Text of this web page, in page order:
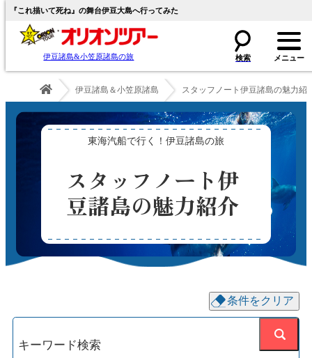
『これ描いて死ね』の舞台伊豆大島へ行ってみた
伊豆諸島&小笠原諸島の旅
伊豆諸島＆小笠原諸島 スタッフノート伊豆諸島の魅力紹
東海汽船で行く！伊豆諸島の旅
スタッフノート伊
豆諸島の魅力紹介
条件をクリア